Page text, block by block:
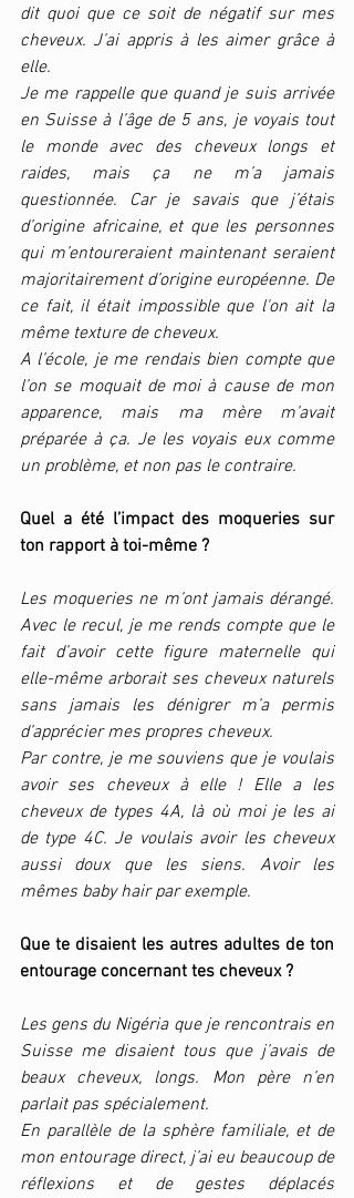
dit quoi que ce soit de négatif sur mes
cheveux. J’ai appris à les aimer grâce à
elle.
Je me rappelle que quand je suis arrivée
en Suisse à l’âge de 5 ans, je voyais tout
le monde avec des cheveux longs et
raides, mais ça ne m’a jamais
questionnée. Car je savais que j’étais
d’origine africaine, et que les personnes
qui m’entoureraient maintenant seraient
majoritairement d’origine européenne. De
ce fait, il était impossible que l'on ait la
même texture de cheveux.
A l’école, je me rendais bien compte que
l’on se moquait de moi à cause de mon
apparence, mais ma mère m’avait
préparée à ça. Je les voyais eux comme
un problème, et non pas le contraire.
Quel a été l’impact des moqueries sur
ton rapport à toi-même ?
Les moqueries ne m’ont jamais dérangé.
Avec le recul, je me rends compte que le
fait d’avoir cette figure maternelle qui
elle-même arborait ses cheveux naturels
sans jamais les dénigrer m’a permis
d’apprécier mes propres cheveux.
Par contre, je me souviens que je voulais
avoir ses cheveux à elle ! Elle a les
cheveux de types 4A, là où moi je les ai
de type 4C. Je voulais avoir les cheveux
aussi doux que les siens. Avoir les
mêmes baby hair par exemple.
Que te disaient les autres adultes de ton
entourage concernant tes cheveux ?
Les gens du Nigéria que je rencontrais en
Suisse me disaient tous que j’avais de
beaux cheveux, longs. Mon père n’en
parlait pas spécialement.
En parallèle de la sphère familiale, et de
mon entourage direct, j’ai eu beaucoup de
réflexions et de gestes déplacés